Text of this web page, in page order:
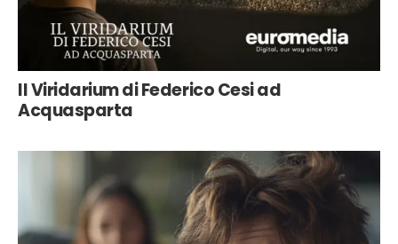
Il Viridarium di Federico Cesi ad
Acquasparta